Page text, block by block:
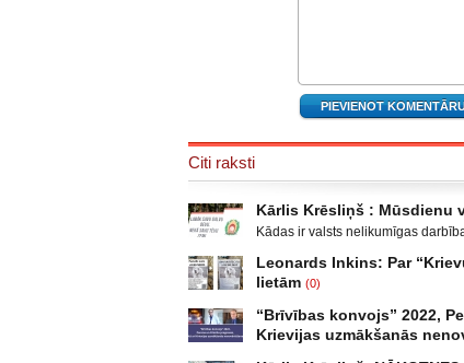
Citi raksti
Kārlis Krēsliņš : Mūsdienu
Kādas ir valsts nelikumīgas
Krievijas un ar to aizstāvēšanu
un izveidot militāro konfliktu
neatgādina to, kā attīstījās
Leonards Inkins: Par
lietām (0)
laiks: daļa. Atgriešanās,
publicējot facebūkā dažus
“Brīvības konvojs” 2022,
Krievijas uzmākšanās
Sarunu “Nacionālā drošība”